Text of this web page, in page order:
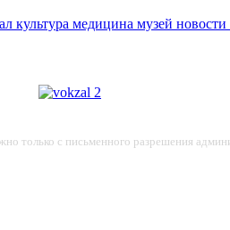
культура медицина музей новости
только с письменного разрешения